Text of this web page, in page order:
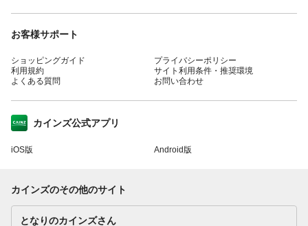
お客様サポート
ショッピングガイド
利用規約
よくある質問
プライバシーポリシー
サイト利用条件・推奨環境
お問い合わせ
カインズ公式アプリ
iOS版 Android版
カインズのその他のサイト
となりのカインズさん